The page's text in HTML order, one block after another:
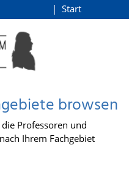
Start
browsen
Professoren und
Ihrem Fachgebiet